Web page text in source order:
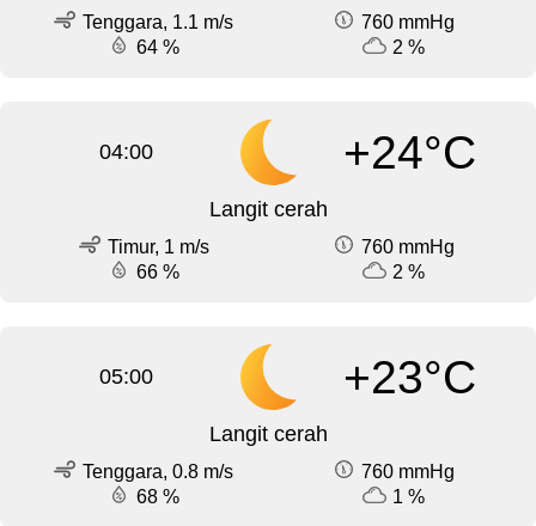
Tenggara, 1.1 m/s
760 mmHg
64 %
2 %
04:00 +24°C
Langit cerah
Timur, 1 m/s
760 mmHg
66 %
2 %
05:00 +23°C
Langit cerah
Tenggara, 0.8 m/s
760 mmHg
68 %
1 %